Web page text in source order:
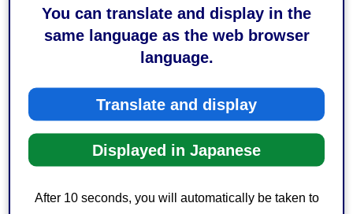
You can translate and display in the
same language as the web browser
language.
Translate and display
Displayed in Japanese
After 10 seconds, you will automatically be taken to
蒲原駅周辺
エリアで探す
葵区 駿河区
日本平
オクシズ（安倍奥） オクシズ（奥藁科）